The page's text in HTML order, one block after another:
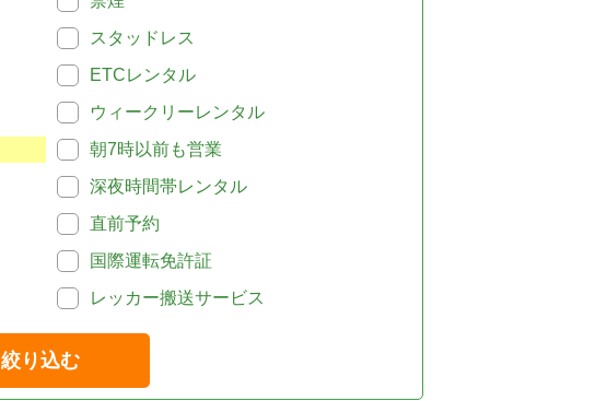
スタッドレス
ETCレンタル
ウィークリーレンタル
朝7時以前も営業
深夜時間帯レンタル
直前予約
国際運転免許証
レッカー搬送サービス
絞り込む